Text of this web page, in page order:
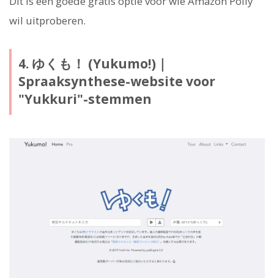
wil uitproberen.
4. ゆくも！ (Yukumo!)｜
Spraaksynthese-website voor
"Yukkuri"-stemmen